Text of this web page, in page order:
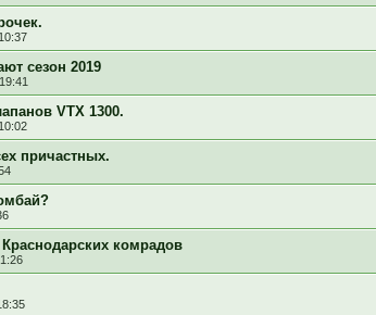
сезон 2019
VTX 1300.
причастных.
комрадов